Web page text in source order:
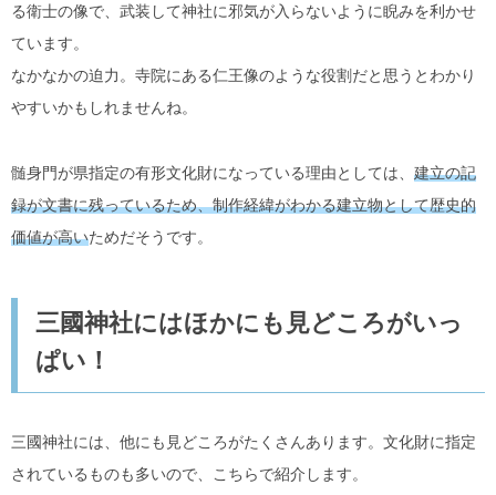
る衛士の像で、武装して神社に邪気が入らないように睨みを利かせ
ています。
なかなかの迫力。寺院にある仁王像のような役割だと思うとわかり
やすいかもしれませんね。
髄身門が県指定の有形文化財になっている理由としては、 建立の記
録が文書に残っているため、制作経緯がわかる建立物として歴史的
価値が高いためだそうです。
三國神社にはほかにも見どころがいっ
ぱい！
三國神社には、他にも見どころがたくさんあります。文化財に指定
されているものも多いので、こちらで紹介します。